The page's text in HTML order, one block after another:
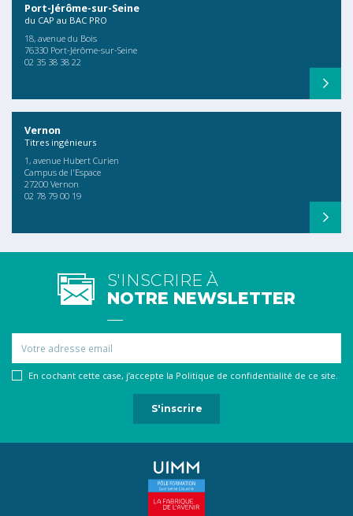
Port-Jérôme-sur-Seine
du CAP au BAC PRO
18, avenue du Bois
76330 Port-Jérôme-sur-Seine
02 35 38 38 22
Vernon
Titres ingénieurs
1, avenue Hubert Curien
Campus de l'Espace
27200 Vernon
02 78 79 00 19
S'INSCRIRE À
NOTRE NEWSLETTER
En cochant cette case, j’accepte la Politique de confidentialité de ce site.